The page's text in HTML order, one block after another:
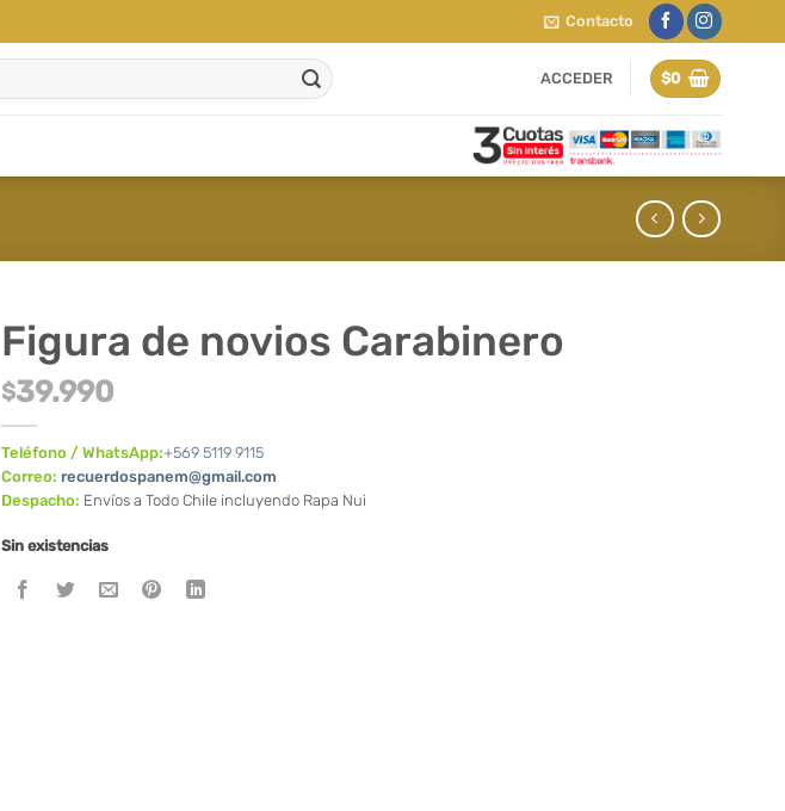
Contacto
ACCEDER $0
Figura de novios Carabinero
$39.990
Teléfono / WhatsApp:+569 5119 9115
Correo: recuerdospanem@gmail.com
Despacho: Envíos a Todo Chile incluyendo Rapa Nui
Sin existencias